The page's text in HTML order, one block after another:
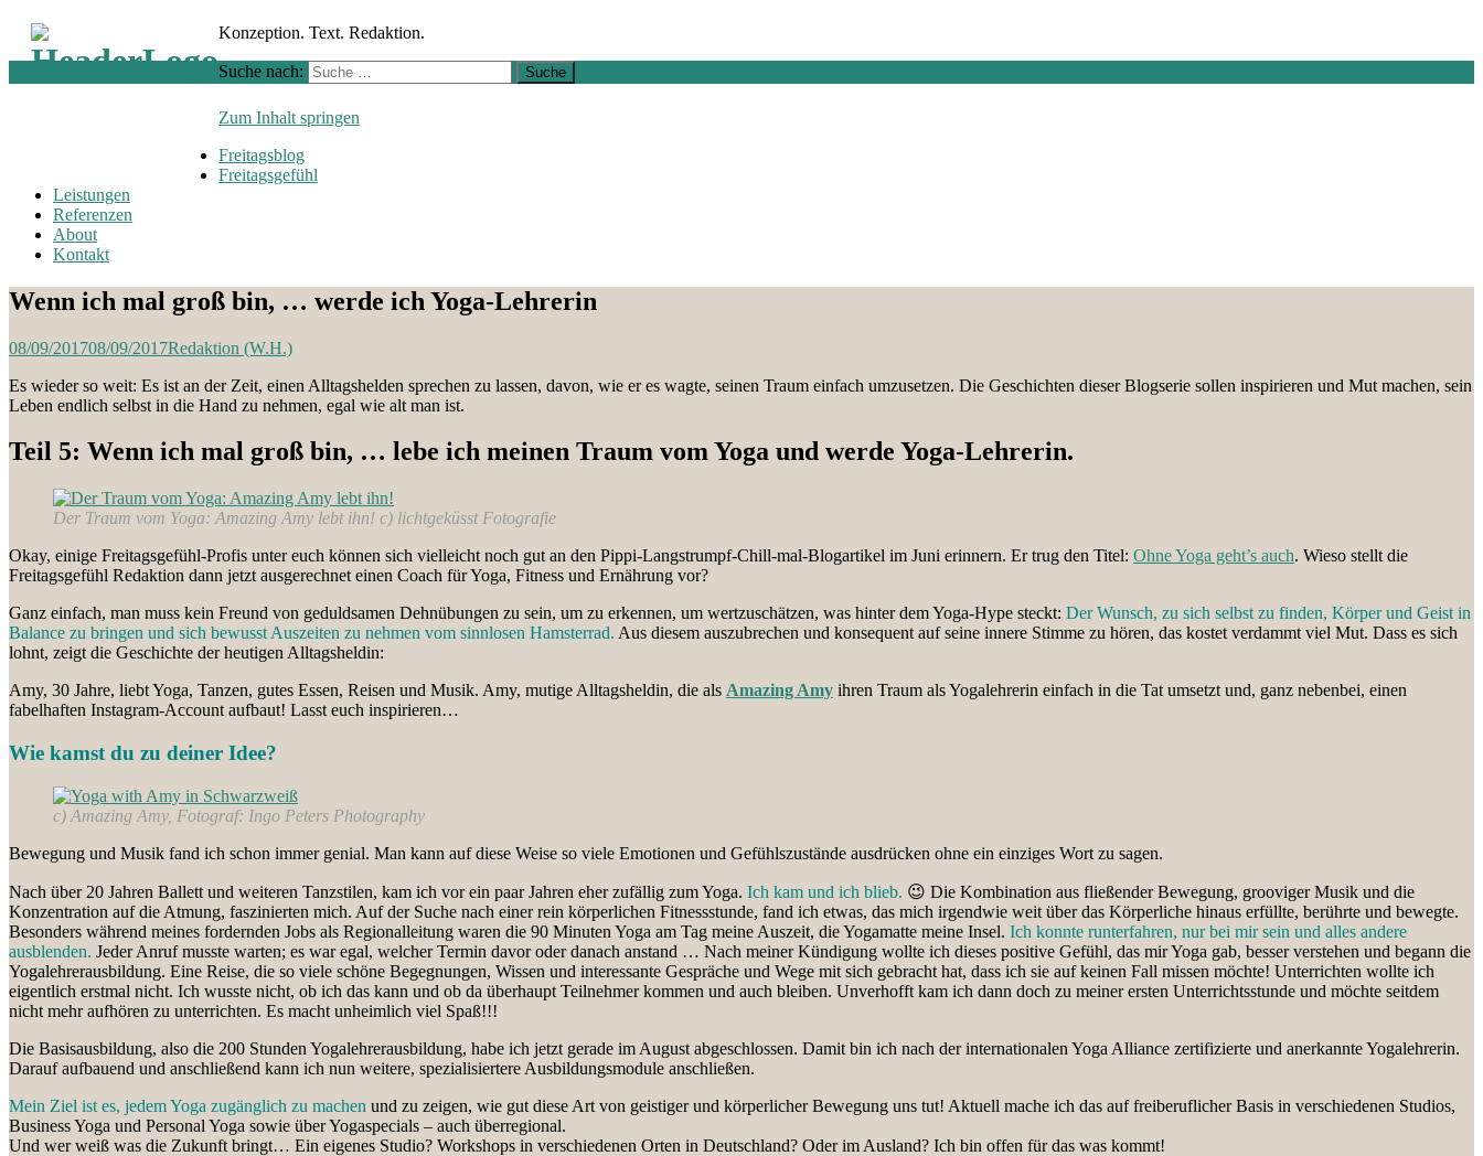
Konzeption. Text. Redaktion.
Suche nach:
Zum Inhalt springen
Freitagsblog
Freitagsgefühl
Leistungen
Referenzen
About
Kontakt
Wenn ich mal groß bin, … werde ich Yoga-Lehrerin
08/09/201708/09/2017Redaktion (W.H.)
Es wieder so weit: Es ist an der Zeit, einen Alltagshelden sprechen zu lassen, davon, wie er es wagte, seinen Traum einfach umzusetzen. Die Geschichten dieser Blogserie sollen inspirieren und Mut machen, sein
Leben endlich selbst in die Hand zu nehmen, egal wie alt man ist.
Teil 5: Wenn ich mal groß bin, … lebe ich meinen Traum vom Yoga und werde Yoga-Lehrerin.
Der Traum vom Yoga: Amazing Amy lebt ihn! c) lichtgeküsst Fotografie
Okay, einige Freitagsgefühl-Profis unter euch können sich vielleicht noch gut an den Pippi-Langstrumpf-Chill-mal-Blogartikel im Juni erinnern. Er trug den Titel: Ohne Yoga geht’s auch. Wieso stellt die
Freitagsgefühl Redaktion dann jetzt ausgerechnet einen Coach für Yoga, Fitness und Ernährung vor?
Ganz einfach, man muss kein Freund von geduldsamen Dehnübungen zu sein, um zu erkennen, um wertzuschätzen, was hinter dem Yoga-Hype steckt: Der Wunsch, zu sich selbst zu finden, Körper und Geist in
Balance zu bringen und sich bewusst Auszeiten zu nehmen vom sinnlosen Hamsterrad. Aus diesem auszubrechen und konsequent auf seine innere Stimme zu hören, das kostet verdammt viel Mut. Dass es sich
lohnt, zeigt die Geschichte der heutigen Alltagsheldin:
Amy, 30 Jahre, liebt Yoga, Tanzen, gutes Essen, Reisen und Musik. Amy, mutige Alltagsheldin, die als Amazing Amy ihren Traum als Yogalehrerin einfach in die Tat umsetzt und, ganz nebenbei, einen
fabelhaften Instagram-Account aufbaut! Lasst euch inspirieren…
Wie kamst du zu deiner Idee?
c) Amazing Amy, Fotograf: Ingo Peters Photography
Bewegung und Musik fand ich schon immer genial. Man kann auf diese Weise so viele Emotionen und Gefühlszustände ausdrücken ohne ein einziges Wort zu sagen.
Nach über 20 Jahren Ballett und weiteren Tanzstilen, kam ich vor ein paar Jahren eher zufällig zum Yoga. Ich kam und ich blieb. 😉 Die Kombination aus fließender Bewegung, grooviger Musik und die
Konzentration auf die Atmung, faszinierten mich. Auf der Suche nach einer rein körperlichen Fitnessstunde, fand ich etwas, das mich irgendwie weit über das Körperliche hinaus erfüllte, berührte und bewegte.
Besonders während meines fordernden Jobs als Regionalleitung waren die 90 Minuten Yoga am Tag meine Auszeit, die Yogamatte meine Insel. Ich konnte runterfahren, nur bei mir sein und alles andere
ausblenden. Jeder Anruf musste warten; es war egal, welcher Termin davor oder danach anstand … Nach meiner Kündigung wollte ich dieses positive Gefühl, das mir Yoga gab, besser verstehen und begann die
Yogalehrerausbildung. Eine Reise, die so viele schöne Begegnungen, Wissen und interessante Gespräche und Wege mit sich gebracht hat, dass ich sie auf keinen Fall missen möchte! Unterrichten wollte ich
eigentlich erstmal nicht. Ich wusste nicht, ob ich das kann und ob da überhaupt Teilnehmer kommen und auch bleiben. Unverhofft kam ich dann doch zu meiner ersten Unterrichtsstunde und möchte seitdem
nicht mehr aufhören zu unterrichten. Es macht unheimlich viel Spaß!!!
Die Basisausbildung, also die 200 Stunden Yogalehrerausbildung, habe ich jetzt gerade im August abgeschlossen. Damit bin ich nach der internationalen Yoga Alliance zertifizierte und anerkannte Yogalehrerin.
Darauf aufbauend und anschließend kann ich nun weitere, spezialisiertere Ausbildungsmodule anschließen.
Mein Ziel ist es, jedem Yoga zugänglich zu machen und zu zeigen, wie gut diese Art von geistiger und körperlicher Bewegung uns tut! Aktuell mache ich das auf freiberuflicher Basis in verschiedenen Studios,
Business Yoga und Personal Yoga sowie über Yogaspecials – auch überregional.
Und wer weiß was die Zukunft bringt… Ein eigenes Studio? Workshops in verschiedenen Orten in Deutschland? Oder im Ausland? Ich bin offen für das was kommt!